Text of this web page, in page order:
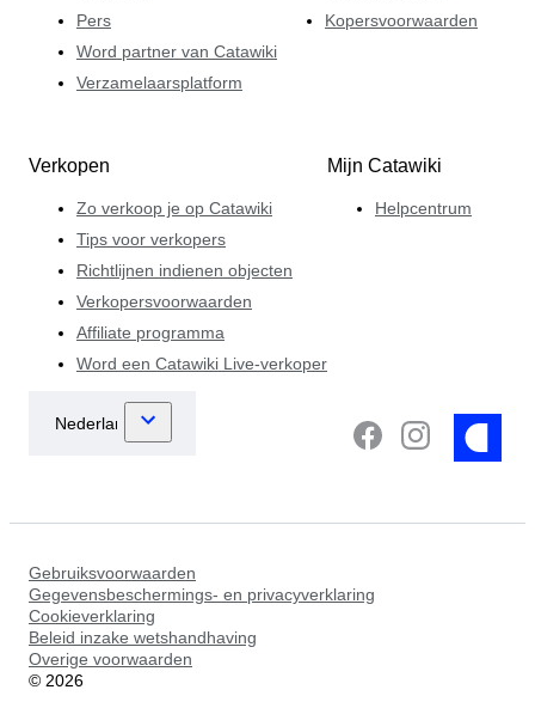
Pers
Word partner van Catawiki
Verzamelaarsplatform
Kopersvoorwaarden
Verkopen
Zo verkoop je op Catawiki
Tips voor verkopers
Richtlijnen indienen objecten
Verkopersvoorwaarden
Affiliate programma
Word een Catawiki Live-verkoper
Mijn Catawiki
Helpcentrum
Gebruiksvoorwaarden
Gegevensbeschermings- en privacyverklaring
Cookieverklaring
Beleid inzake wetshandhaving
Overige voorwaarden
© 2026